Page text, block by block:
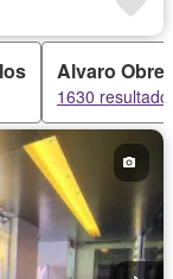
Alvaro
1630